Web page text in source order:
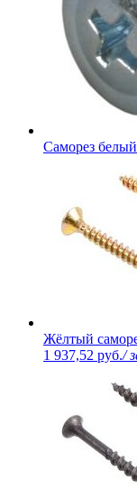
Саморез
Жёлтый
1 937,52 руб./